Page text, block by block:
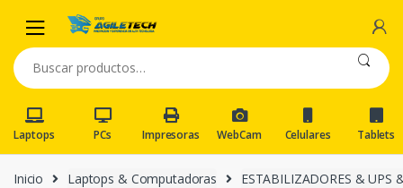
navigation
content
Buscar
por:
Laptops PCs Impresoras WebCam Celulares Tablets
Inicio Laptops & Computadoras ESTABILIZADORES & UPS